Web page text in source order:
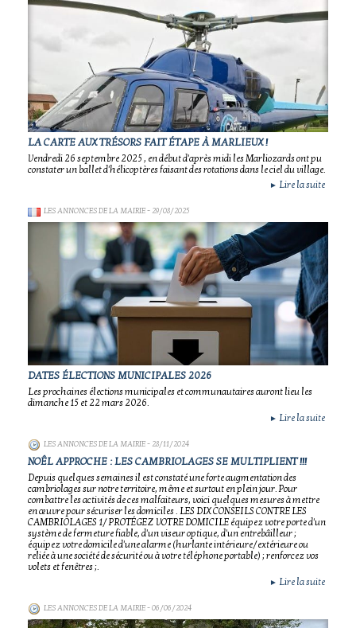
LA CARTE AUX TRÉSORS FAIT ÉTAPE À MARLIEUX !
Vendredi 26 septembre 2025 , en début d'après midi les Marliozards ont pu
constater un ballet d'hélicoptères faisant des rotations dans le ciel du village.
► Lire la suite
LES ANNONCES DE LA MAIRIE- 29/08/2025
DATES ÉLECTIONS MUNICIPALES 2026
Les prochaines élections municipales et communautaires auront lieu les
dimanche 15 et 22 mars 2026.
► Lire la suite
LES ANNONCES DE LA MAIRIE- 28/11/2024
NOÊL APPROCHE : LES CAMBRIOLAGES SE MULTIPLIENT !!!
Depuis quelques semaines il est constaté une forte augmentation des
cambriolages sur notre territoire, même et surtout en plein jour. Pour
combattre les activités de ces malfaiteurs, voici quelques mesures à mettre
en œuvre pour sécuriser les domiciles . LES DIX CONSEILS CONTRE LES
CAMBRIOLAGES 1/ PROTÉGEZ VOTRE DOMICILE équipez votre porte d'un
système de fermeture fiable, d'un viseur optique, d'un entrebâilleur ;
équipez votre domicile d'une alarme (hurlante intérieure/extérieure ou
reliée à une société de sécurité ou à votre téléphone portable) ; renforcez vos
volets et fenêtres ;.
► Lire la suite
LES ANNONCES DE LA MAIRIE- 06/06/2024